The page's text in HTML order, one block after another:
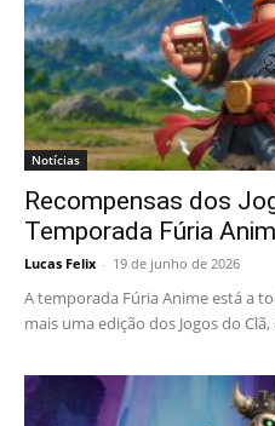
Notícias
Recompensas dos
Temporada Fúria
Lucas Felix - 19 de junho de 2026
A temporada Fúria Anime está a
mais uma edição dos Jogos do